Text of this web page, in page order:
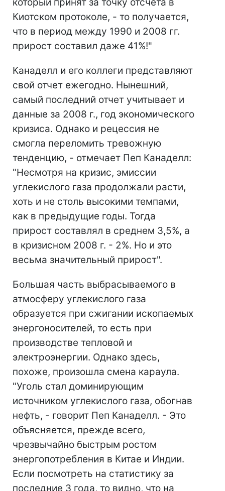
Киотском протоколе, - то получается,
что в период между 1990 и 2008 гг.
прирост составил даже 41%!"
Канаделл и его коллеги представляют
свой отчет ежегодно. Нынешний,
самый последний отчет учитывает и
данные за 2008 г., год экономического
кризиса. Однако и рецессия не
смогла переломить тревожную
тенденцию, - отмечает Пеп Канаделл:
"Несмотря на кризис, эмиссии
углекислого газа продолжали расти,
хоть и не столь высокими темпами,
как в предыдущие годы. Тогда
прирост составлял в среднем 3,5%, а
в кризисном 2008 г. - 2%. Но и это
весьма значительный прирост".
Большая часть выбрасываемого в
атмосферу углекислого газа
образуется при сжигании ископаемых
энергоносителей, то есть при
производстве тепловой и
электроэнергии. Однако здесь,
похоже, произошла смена караула.
"Уголь стал доминирующим
источником углекислого газа, обогнав
нефть, - говорит Пеп Канаделл. - Это
объясняется, прежде всего,
чрезвычайно быстрым ростом
энергопотребления в Китае и Индии.
Если посмотреть на статистику за
последние 3 года, то видно, что на